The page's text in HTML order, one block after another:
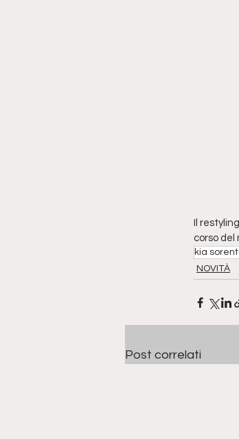
Il
corso del
kia
NOVITÀ
Post correlati